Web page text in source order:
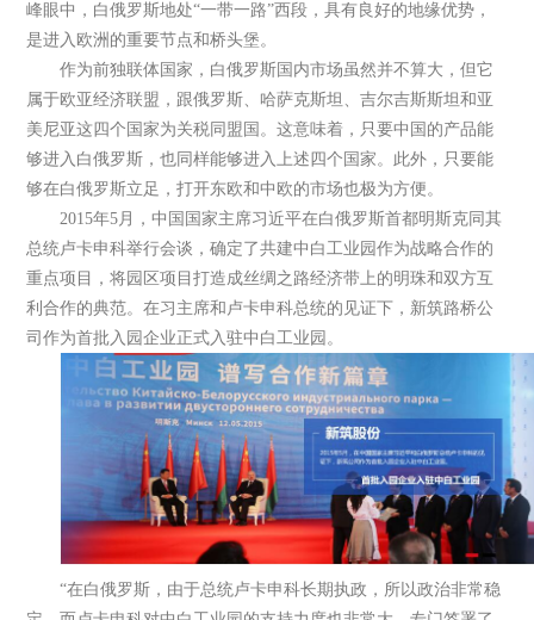
峰眼中，白俄罗斯地处“一带一路”西段，具有良好的地缘优势，
是进入欧洲的重要节点和桥头堡。
作为前独联体国家，白俄罗斯国内市场虽然并不算大，但它
属于欧亚经济联盟，跟俄罗斯、哈萨克斯坦、吉尔吉斯斯坦和亚
美尼亚这四个国家为关税同盟国。这意味着，只要中国的产品能
够进入白俄罗斯，也同样能够进入上述四个国家。此外，只要能
够在白俄罗斯立足，打开东欧和中欧的市场也极为方便。
2015年5月，中国国家主席习近平在白俄罗斯首都明斯克同其
总统卢卡申科举行会谈，确定了共建中白工业园作为战略合作的
重点项目，将园区项目打造成丝绸之路经济带上的明珠和双方互
利合作的典范。在习主席和卢卡申科总统的见证下，新筑路桥公
司作为首批入园企业正式入驻中白工业园。
“在白俄罗斯，由于总统卢卡申科长期执政，所以政治非常稳